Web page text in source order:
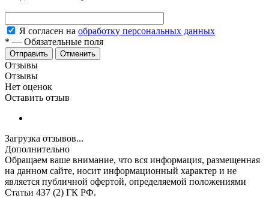
Я согласен на обработку персональных данных
* — Обязательные поля
Отменить
Отзывы
Отзывы
Нет оценок
Оставить отзыв
Загрузка отзывов...
Дополнительно
Обращаем ваше внимание, что вся информация, размещенная
на данном сайте, носит информационный характер и не
является публичной офертой, определяемой положениями
Статьи 437 (2) ГК РФ.